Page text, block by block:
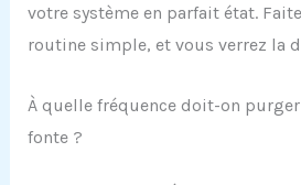
votre système en parfait état.
routine simple, et vous verrez la
À quelle fréquence doit-on
fonte ?